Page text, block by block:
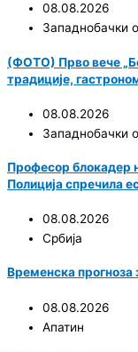
08.08.2026
Западнобачки
(ФОТО) Прво вече
традиције,
08.08.2026
Западнобачки
Професор блокадер
Полиција спречила
08.08.2026
Србија
Временска прогноза
08.08.2026
Апатин